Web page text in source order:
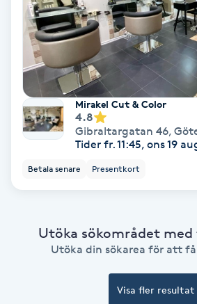
Brynformning
Brynfärgning
Brynplockning
Bröllopsuppsättning
Coachning
Mirakel Cut & Color
4.8
Gibraltargatan 46,
Tider fr. 11:45, ons 19
Betala senare Presentkort
Utöka sökområdet
Utöka din sökarea för att
Visa fler resultat